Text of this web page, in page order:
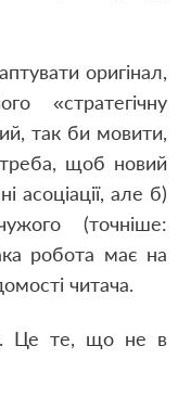
оригінал,
«стратегічну
так би мовити,
щоб новий
асоціації, але б)
(точніше:
робота має на
читача.
Це те, що не в